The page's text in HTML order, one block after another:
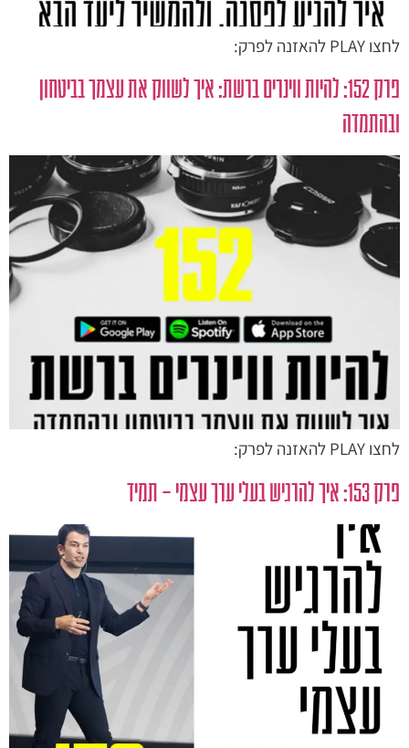
לחצו PLAY להאזנה לפרק:
פרק 152: להיות ווינרים ברשת: איך לשווק את עצמך בביטחון
ובהתמדה
לחצו PLAY להאזנה לפרק:
פרק 153: איך להרגיש בעלי ערך עצמי – תמיד